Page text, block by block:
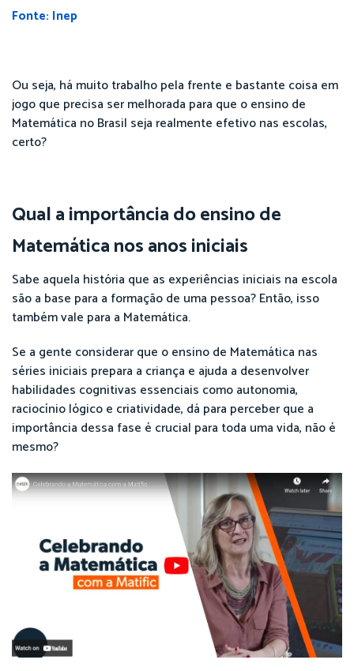
Fonte: Inep
Ou seja, há muito trabalho pela frente e bastante coisa em
jogo que precisa ser melhorada para que o ensino de
Matemática no Brasil seja realmente efetivo nas escolas,
certo?
Qual a importância do ensino de
Matemática nos anos iniciais
Sabe aquela história que as experiências iniciais na escola
são a base para a formação de uma pessoa? Então, isso
também vale para a Matemática.
Se a gente considerar que o ensino de Matemática nas
séries iniciais prepara a criança e ajuda a desenvolver
habilidades cognitivas essenciais como autonomia,
raciocínio lógico e criatividade, dá para perceber que a
importância dessa fase é crucial para toda uma vida, não é
mesmo?